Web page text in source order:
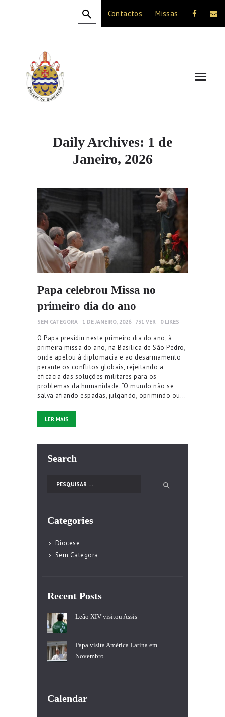
Contactos Missas
Daily Archives: 1 de
Janeiro, 2026
A DIOCESE
CELEBRAÇÃO
VIDA CRISTÃ
NOTÍCIAS
Papa celebrou Missa no
primeiro dia do ano
SEM CATEGORA 1 DE JANEIRO, 2026 731 VER 0 LIKES
O Papa presidiu neste primeiro dia do ano, à
primeira missa do ano, na Basílica de São Pedro,
onde apelou à diplomacia e ao desarmamento
perante os conflitos globais, rejeitando a
eficácia das soluções militares para os
problemas da humanidade. “O mundo não se
salva afiando espadas, julgando, oprimindo ou…
LER MAIS
Search
Categories
Diocese
Sem Categora
Recent Posts
Leão XIV visitou Assis
Papa visita América Latina em
Novembro
Calendar